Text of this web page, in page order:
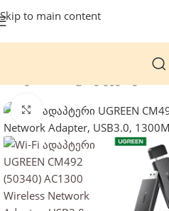
Skip to main content
დააჭირეთ გასადიდებლად